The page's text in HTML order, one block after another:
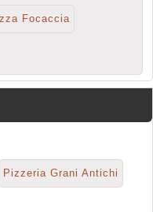
Focaccia
Pizzeria Grani Antichi